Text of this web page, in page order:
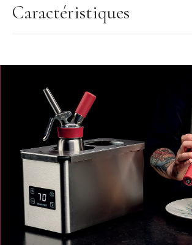
Caractéristiques Bac Gastronorme
Bac Gastronorme
Dimensions à la norme NF 631-1 (normes
GN 1/3
Hauteur : 5.5 cm
Capacité : 2.1 L
Nombre de rations (approximative) : 6
Dimensions bac gastro : 32.5 x 17.6 cm
Supporte la cuisson et la congélation
Bords et recoins renforcés contre les
Bac gastro vendu à l'unité
Bac gastro GN 2/3 disponible en 7
Caractéristiques